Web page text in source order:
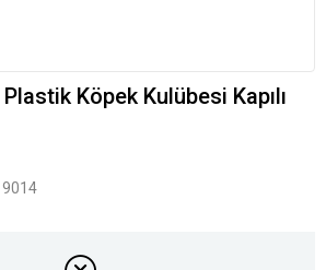
Köpek Kulübesi Kapılı